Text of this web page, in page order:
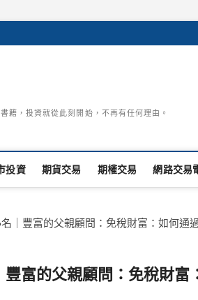
籍，投資就從此刻開始，不再有任何理由。
投資 期貨交易 期權交易 網路交易
｜豐富的父親顧問：免稅財富：如何通
富的父親顧問：免稅財富